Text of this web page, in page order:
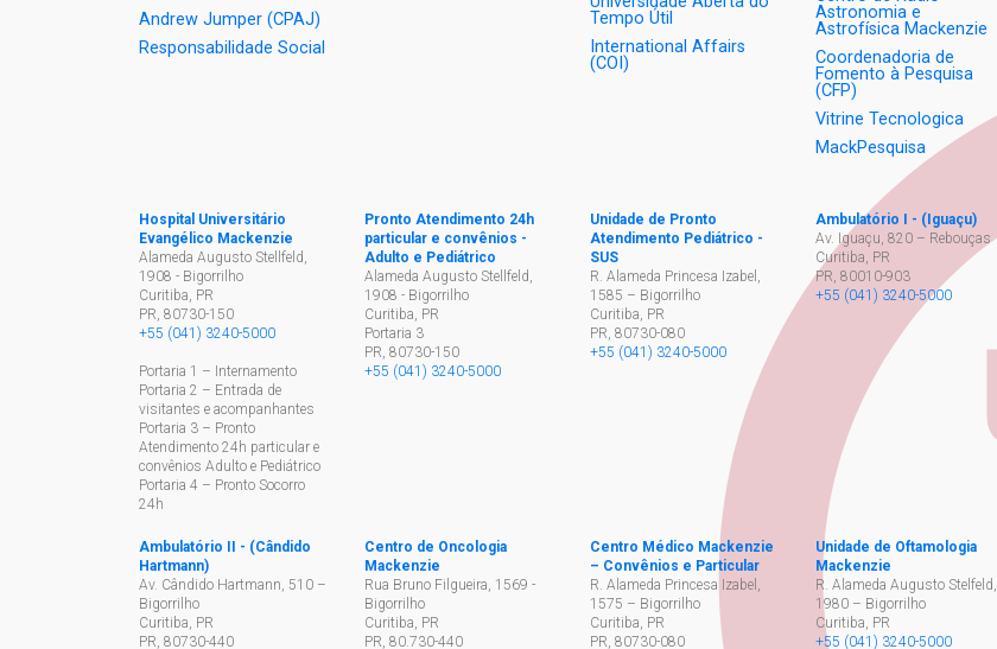
Andrew Jumper (CPAJ)
Responsabilidade Social
Tempo Útil
International Affairs
(COI)
Astronomia e
Astrofísica Mackenzie
Coordenadoria de
Fomento à Pesquisa
(CFP)
Vitrine Tecnologica
MackPesquisa
Hospital Universitário
Evangélico Mackenzie
Alameda Augusto Stellfeld,
1908 - Bigorrilho
Curitiba, PR
PR, 80730-150
+55 (041) 3240-5000
Portaria 1 – Internamento
Portaria 2 – Entrada de
visitantes e acompanhantes
Portaria 3 – Pronto
Atendimento 24h particular e
convênios Adulto e Pediátrico
Portaria 4 – Pronto Socorro
24h
Pronto Atendimento 24h
particular e convênios -
Adulto e Pediátrico
Alameda Augusto Stellfeld,
1908 - Bigorrilho
Curitiba, PR
Portaria 3
PR, 80730-150
+55 (041) 3240-5000
Unidade de Pronto
Atendimento Pediátrico -
SUS
R. Alameda Princesa Izabel,
1585 – Bigorrilho
Curitiba, PR
PR, 80730-080
+55 (041) 3240-5000
Ambulatório I - (Iguaçu)
Av. Iguaçu, 820 – Rebouças
Curitiba, PR
PR, 80010-903
+55 (041) 3240-5000
Ambulatório II - (Cândido
Hartmann)
Av. Cândido Hartmann, 510 –
Bigorrilho
Curitiba, PR
PR, 80730-440
Centro de Oncologia
Mackenzie
Rua Bruno Filgueira, 1569 -
Bigorrilho
Curitiba, PR
PR, 80.730-440
Centro Médico Mackenzie
– Convênios e Particular
R. Alameda Princesa Izabel,
1575 – Bigorrilho
Curitiba, PR
PR, 80730-080
Unidade de Oftamologia
Mackenzie
R. Alameda Augusto Stelfeld,
1980 – Bigorrilho
Curitiba, PR
+55 (041) 3240-5000